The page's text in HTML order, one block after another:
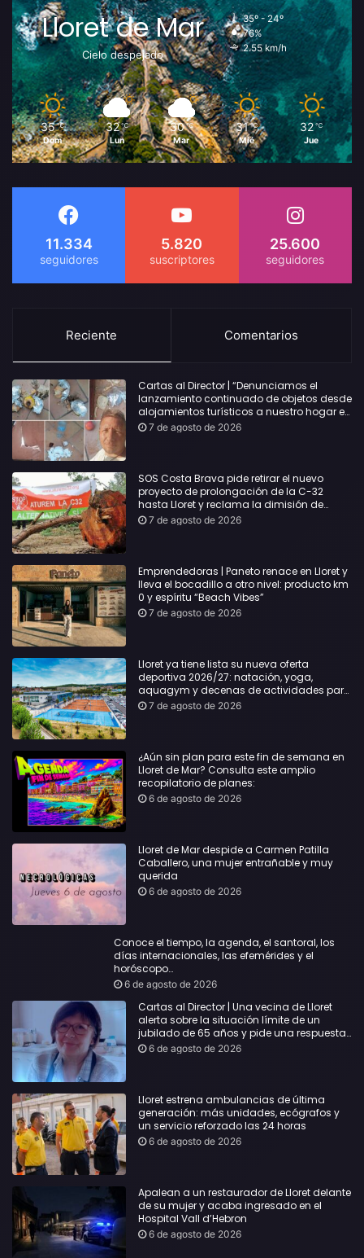
Lloret de Mar
Cielo despejado
35º - 24º
76%
2.55 km/h
35 ℃
Dom
32 ℃
Lun
30 ℃
Mar
31 ℃
Mié
32 ℃
Jue
11.334 5.820 25.600
Reciente Comentarios
Cartas al Director | “Denunciamos el
lanzamiento continuado de objetos desde
alojamientos turísticos a nuestro hogar en
Lloret: Podría haber causado una
7 de agosto de 2026
SOS Costa Brava pide retirar el nuevo
proyecto de prolongación de la C-32
hasta Lloret y reclama la dimisión de
Sílvia Paneque
7 de agosto de 2026
Emprendedoras | Paneto renace en Lloret y
lleva el bocadillo a otro nivel: producto km
0 y espíritu “Beach Vibes”
7 de agosto de 2026
Lloret ya tiene lista su nueva oferta
deportiva 2026/27: natación, yoga,
aquagym y decenas de actividades para
todas las edades
7 de agosto de 2026
¿Aún sin plan para este fin de semana en
Lloret de Mar? Consulta este amplio
recopilatorio de planes:
6 de agosto de 2026
Lloret de Mar despide a Carmen Patilla
Caballero, una mujer entrañable y muy
querida
6 de agosto de 2026
Conoce el tiempo, la agenda, el santoral, los
días internacionales, las efemérides y el
horóscopo…
6 de agosto de 2026
Cartas al Director | Una vecina de Lloret
alerta sobre la situación límite de un
jubilado de 65 años y pide una respuesta
urgente
6 de agosto de 2026
Lloret estrena ambulancias de última
generación: más unidades, ecógrafos y
un servicio reforzado las 24 horas
6 de agosto de 2026
Apalean a un restaurador de Lloret delante
de su mujer y acaba ingresado en el
Hospital Vall d’Hebron
6 de agosto de 2026